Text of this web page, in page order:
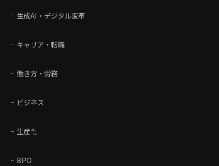
生成AI・デジタル変革
キャリア・転職
働き方・労務
ビジネス
生産性
BPO